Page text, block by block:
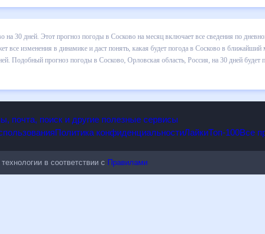
в Сосково на 30 дней. Этот прогноз погоды в Сосково на
т.д. Хорошая визуализация прогноза покажет все
месяц, к каким изменениям нужно быть готовым и как
область, Россия, на 30 дней будет полезен всем, в том
почта, поиск и другие полезные сервисы
технологии в соответствии сПравилами